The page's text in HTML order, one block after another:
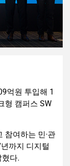
억원 투입해 1
형 캠퍼스 SW
참여하는 민·관
까지 디지털
다.